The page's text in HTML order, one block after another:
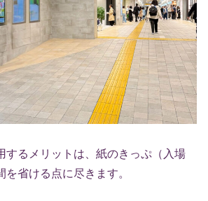
するメリットは、紙のきっぷ（入場
省ける点に尽きます。